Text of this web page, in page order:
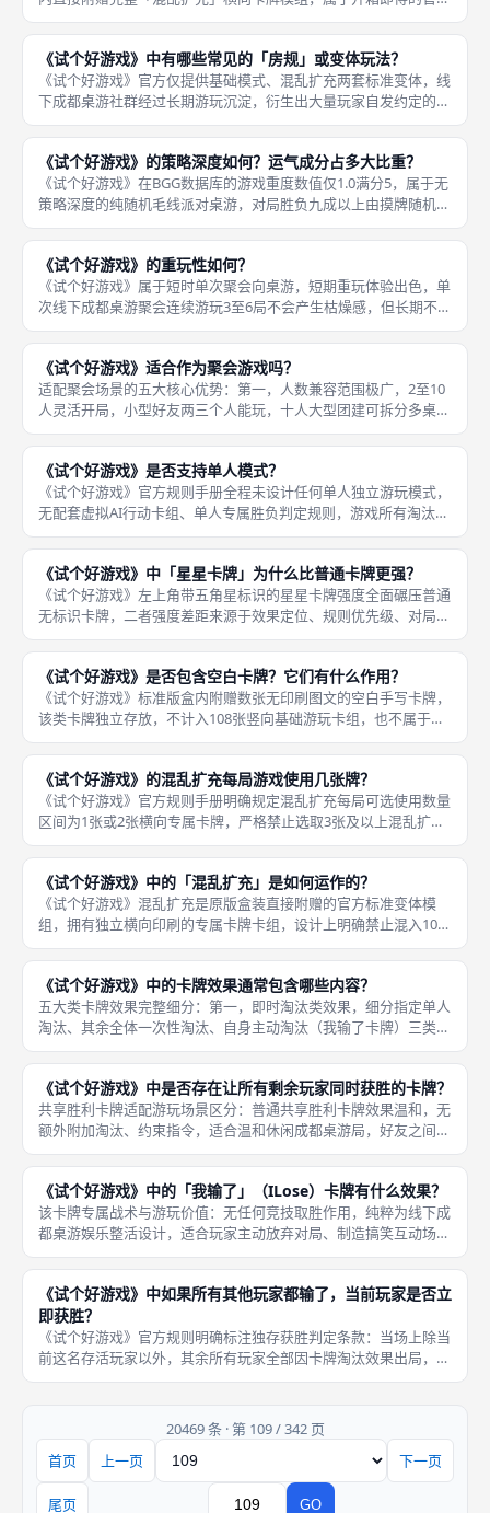
内置变体，无需额外付费购入；厂商同期推出两款同系列官方衍生
产品，分别为传承永久修改变体、全新独立续作，二者不属于原版
本体扩充
《试个好游戏》中有哪些常见的「房规」或变体玩法？
《试个好游戏》官方仅提供基础模式、混乱扩充两套标准变体，线
下成都桌游社群经过长期游玩沉淀，衍生出大量玩家自发约定的民
间房规，适配不同人群游玩需求，全部仅适用于休闲欢乐局，官方
标准对局不认可这类自定义变体规则，仅好友私下聚会可全员协商
启用。六
《试个好游戏》的策略深度如何？运气成分占多大比重？
《试个好游戏》在BGG数据库的游戏重度数值仅1.0满分5，属于无
策略深度的纯随机毛线派对桌游，对局胜负九成以上由摸牌随机运
气决定，人为可操作的策略选择空间相当狭小，不存在长线运营、
资源规划、对手预判博弈等常规桌游策略维度，核心游玩乐趣仅来
自
《试个好游戏》的重玩性如何？
《试个好游戏》属于短时单次聚会向桌游，短期重玩体验出色，单
次线下成都桌游聚会连续游玩3至6局不会产生枯燥感，但长期不间
断重复游玩十局以上容易出现机制套路固化，复玩上限高度依赖是
否开启混乱扩充、自定义空白卡牌、更换游玩人数三大变量。重玩
性分层
《试个好游戏》适合作为聚会游戏吗？
适配聚会场景的五大核心优势：第一，人数兼容范围极广，2至10
人灵活开局，小型好友两三个人能玩，十人大型团建可拆分多桌6
至8人最优配置，不会出现人数过少单调、人数过多等待冗长的问
题；第二，单局耗时极短，标准配置3至5分钟一局，一局结束可立
刻重
《试个好游戏》是否支持单人模式？
《试个好游戏》官方规则手册全程未设计任何单人独立游玩模式，
无配套虚拟AI行动卡组、单人专属胜负判定规则，游戏所有淘汰、
胜利、决斗小游戏机制都建立在多名玩家互相对抗、互动的基础
上，缺少对手时无法触发核心卡牌效果，因此不能完整开展单人正
式对局，
《试个好游戏》中「星星卡牌」为什么比普通卡牌更强？
《试个好游戏》左上角带五角星标识的星星卡牌强度全面碾压普通
无标识卡牌，二者强度差距来源于效果定位、规则优先级、对局终
结能力三层核心设计差异，也是设计师刻意打造「游戏未经测试」
混乱感的核心设计手段，让单局对局随时出现无预判的极速翻盘，
适配线下
《试个好游戏》是否包含空白卡牌？它们有什么作用？
《试个好游戏》标准版盒内附赠数张无印刷图文的空白手写卡牌，
该类卡牌独立存放，不计入108张竖向基础游玩卡组，也不属于横
向混乱扩充卡组，是厂商留给玩家自定义创作的拓展配件，专门用
于线下成都桌游私人聚会定制专属趣味规则，大幅提升游戏自定义
复玩空
《试个好游戏》的混乱扩充每局游戏使用几张牌？
《试个好游戏》官方规则手册明确规定混乱扩充每局可选使用数量
区间为1张或2张横向专属卡牌，严格禁止选取3张及以上混乱扩充
卡牌平铺桌面，过多叠加多层全局约束会大幅提升玩家违规淘汰概
率，拉长单局时长，破坏基础对局节奏，是线下标准成都桌游开桌
必须遵
《试个好游戏》中的「混乱扩充」是如何运作的？
《试个好游戏》混乱扩充是原版盒装直接附赠的官方标准变体模
组，拥有独立横向印刷的专属卡牌卡组，设计上明确禁止混入108
张竖向基础游玩牌库洗牌，拥有独立完整运作逻辑，核心作用是为
本局叠加永久生效的全局特殊约束规则，进一步放大本作「未经测
试、混乱
《试个好游戏》中的卡牌效果通常包含哪些内容？
五大类卡牌效果完整细分：第一，即时淘汰类效果，细分指定单人
淘汰、其余全体一次性淘汰、自身主动淘汰（我输了卡牌）三类，
直接改变场上存活玩家数量，是拉扯对局节奏、快速清空对手的核
心手段；第二，即时胜利类效果，分为出牌人单独获胜、场上全员
存活玩家
《试个好游戏》中是否存在让所有剩余玩家同时获胜的卡牌？
共享胜利卡牌适配游玩场景区分：普通共享胜利卡牌效果温和，无
额外附加淘汰、约束指令，适合温和休闲成都桌游局，好友之间不
想互相淘汰对抗，打出后全员共享胜利，弱化博弈对抗感；星星类
共享胜利卡牌除全员共同获胜外，部分附带前置小游戏、全局临时
约束效果
《试个好游戏》中的「我输了」（ILose）卡牌有什么效果？
该卡牌专属战术与游玩价值：无任何竞技取胜作用，纯粹为线下成
都桌游娱乐整活设计，适合玩家主动放弃对局、制造搞笑互动场
面，多人聚会时打出这张卡牌主动出局会形成轻松搞笑的氛围，不
具备干扰对手、快速取胜的实战价值；卡组内该类自淘汰卡牌数量
稀少，不会
《试个好游戏》中如果所有其他玩家都输了，当前玩家是否立
即获胜？
《试个好游戏》官方规则明确标注独存获胜判定条款：当场上除当
前这名存活玩家以外，其余所有玩家全部因卡牌淘汰效果出局，不
存在任何其余存活对手时，对局无需等待该玩家完成自身回合、无
20469 条 · 第 109 / 342 页
首页
上一页 下一页
尾页 GO